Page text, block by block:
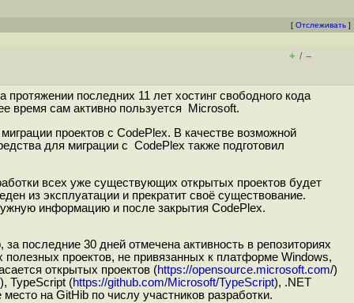
[ Отслеживать ]
+ / –
протяжении последних 11 лет хостинг свободного кода
время сам активно пользуется Microsoft.
проектов с CodePlex. В качестве возможной
для миграции с CodePlex также подготовил
всех уже существующих открытых проектов будет
из эксплуатации и прекратит своё существование.
информацию и после закрытия CodePlex.
последние 30 дней отмечена активность в репозиториях
проектов, не привязанных к платформе Windows,
открытых проектов (https://opensource.microsoft.com/)
), TypeScript (https://github.com/Microsoft/TypeScript), .NET
на GitHib по числу участников разработки.